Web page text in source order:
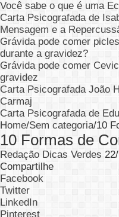
Você sabe o que é uma
Carta Psicografada de
Mensagem e a
Grávida pode comer
durante a gravidez?
Grávida pode comer
gravidez
Carta Psicografada João
Carmaj
Carta Psicografada de
Home/Sem categoria/10
10 Formas de
Redação Dicas Verdes
Compartilhe
Facebook
Twitter
LinkedIn
Pinterest